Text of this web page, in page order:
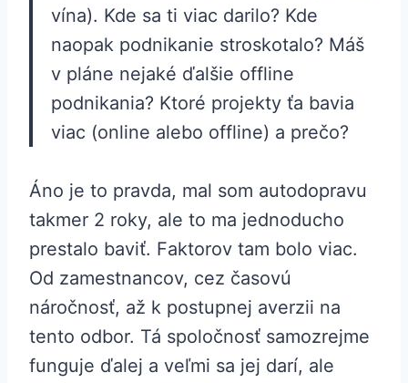
vína). Kde sa ti viac darilo? Kde
naopak podnikanie stroskotalo? Máš
v pláne nejaké ďalšie offline
podnikania? Ktoré projekty ťa bavia
viac (online alebo offline) a prečo?
Áno je to pravda, mal som autodopravu
takmer 2 roky, ale to ma jednoducho
prestalo baviť. Faktorov tam bolo viac.
Od zamestnancov, cez časovú
náročnosť, až k postupnej averzii na
tento odbor. Tá spoločnosť samozrejme
funguje ďalej a veľmi sa jej darí, ale